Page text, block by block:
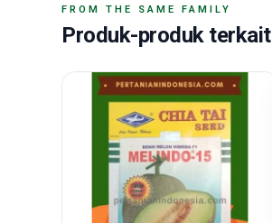
FROM THE SAME FAMILY
Produk-produk terkait